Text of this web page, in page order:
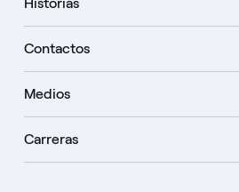
Contactos
Medios
Carreras